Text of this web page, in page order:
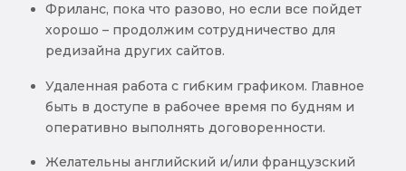
Фриланс, пока что разово, но если все пойдет
хорошо – продолжим сотрудничество для
редизайна других сайтов.
Удаленная работа с гибким графиком. Главное
быть в доступе в рабочее время по будням и
оперативно выполнять договоренности.
Желательны английский и/или французский